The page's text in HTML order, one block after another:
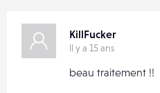
KillFucker
Il y a 15 ans
beau traitement !!